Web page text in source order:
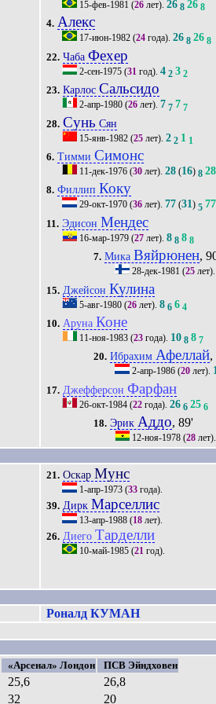
15-фев-1981 (26 лет).26 8 26 8
4. Алекс
17-июн-1982 (24 года).26 8 26 8
22. ЧабаФехер
2-сен-1975 (31 год).4 2 3 2
23. КарлосСальсидо
2-апр-1980 (26 лет).7 7 7 7
28. Сунь Сян
15-янв-1982 (25 лет).2 2 1 1
6. ТиммиСимонс
11-дек-1976 (30 лет).28 (16) 8 28
8. ФиллипКоку
29-окт-1970 (36 лет).77 (31) 5 77
11. Эдисон Мендес
16-мар-1979 (27 лет).8 8 8 8
7. Мика Вяйрюнен,
28-дек-1981 (25лет).
15. Джейсон Кулина
5-авг-1980 (26 лет).8 6 6 4
10. Аруна Коне
11-ноя-1983 (23 года). 10 8 8 7
20. ИбрахимАфеллай,
2-апр-1986(20лет).
17. ДжефферсонФарфан
26-окт-1984 (22 года).26 6 25 6
18. Эрик Аддо, 89'
12-ноя-1978(28лет).
21. Оскар Мунс
1-апр-1973 (33 года).
39. Дирк Марселлис
13-апр-1988 (18 лет).
26. ДиегоТарделли
10-май-1985 (21 год).
Роналд КУМАН
«Арсенал» Лондон
ПСВ Эйндховен
25,6
26,8
32 20